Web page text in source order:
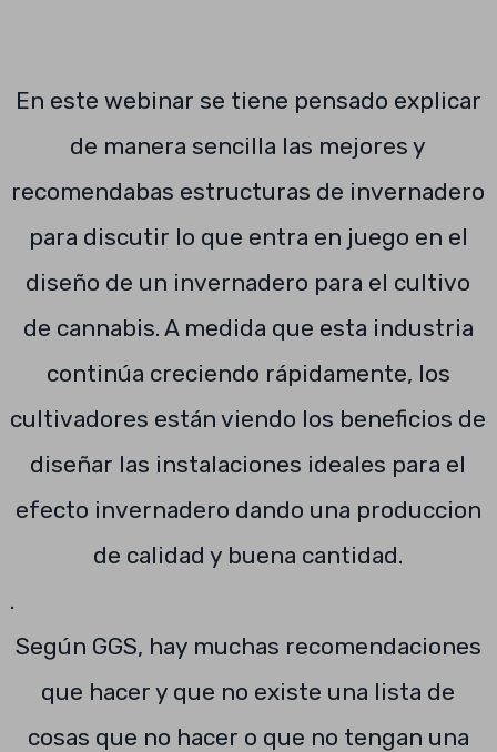
En este webinar se tiene pensado explicar
de manera sencilla las mejores y
recomendabas estructuras de invernadero
para discutir lo que entra en juego en el
diseño de un invernadero para el cultivo
de cannabis. A medida que esta industria
continúa creciendo rápidamente, los
cultivadores están viendo los beneficios de
diseñar las instalaciones ideales para el
efecto invernadero dando una produccion
de calidad y buena cantidad.
.
Según GGS, hay muchas recomendaciones
que hacer y que no existe una lista de
cosas que no hacer o que no tengan una